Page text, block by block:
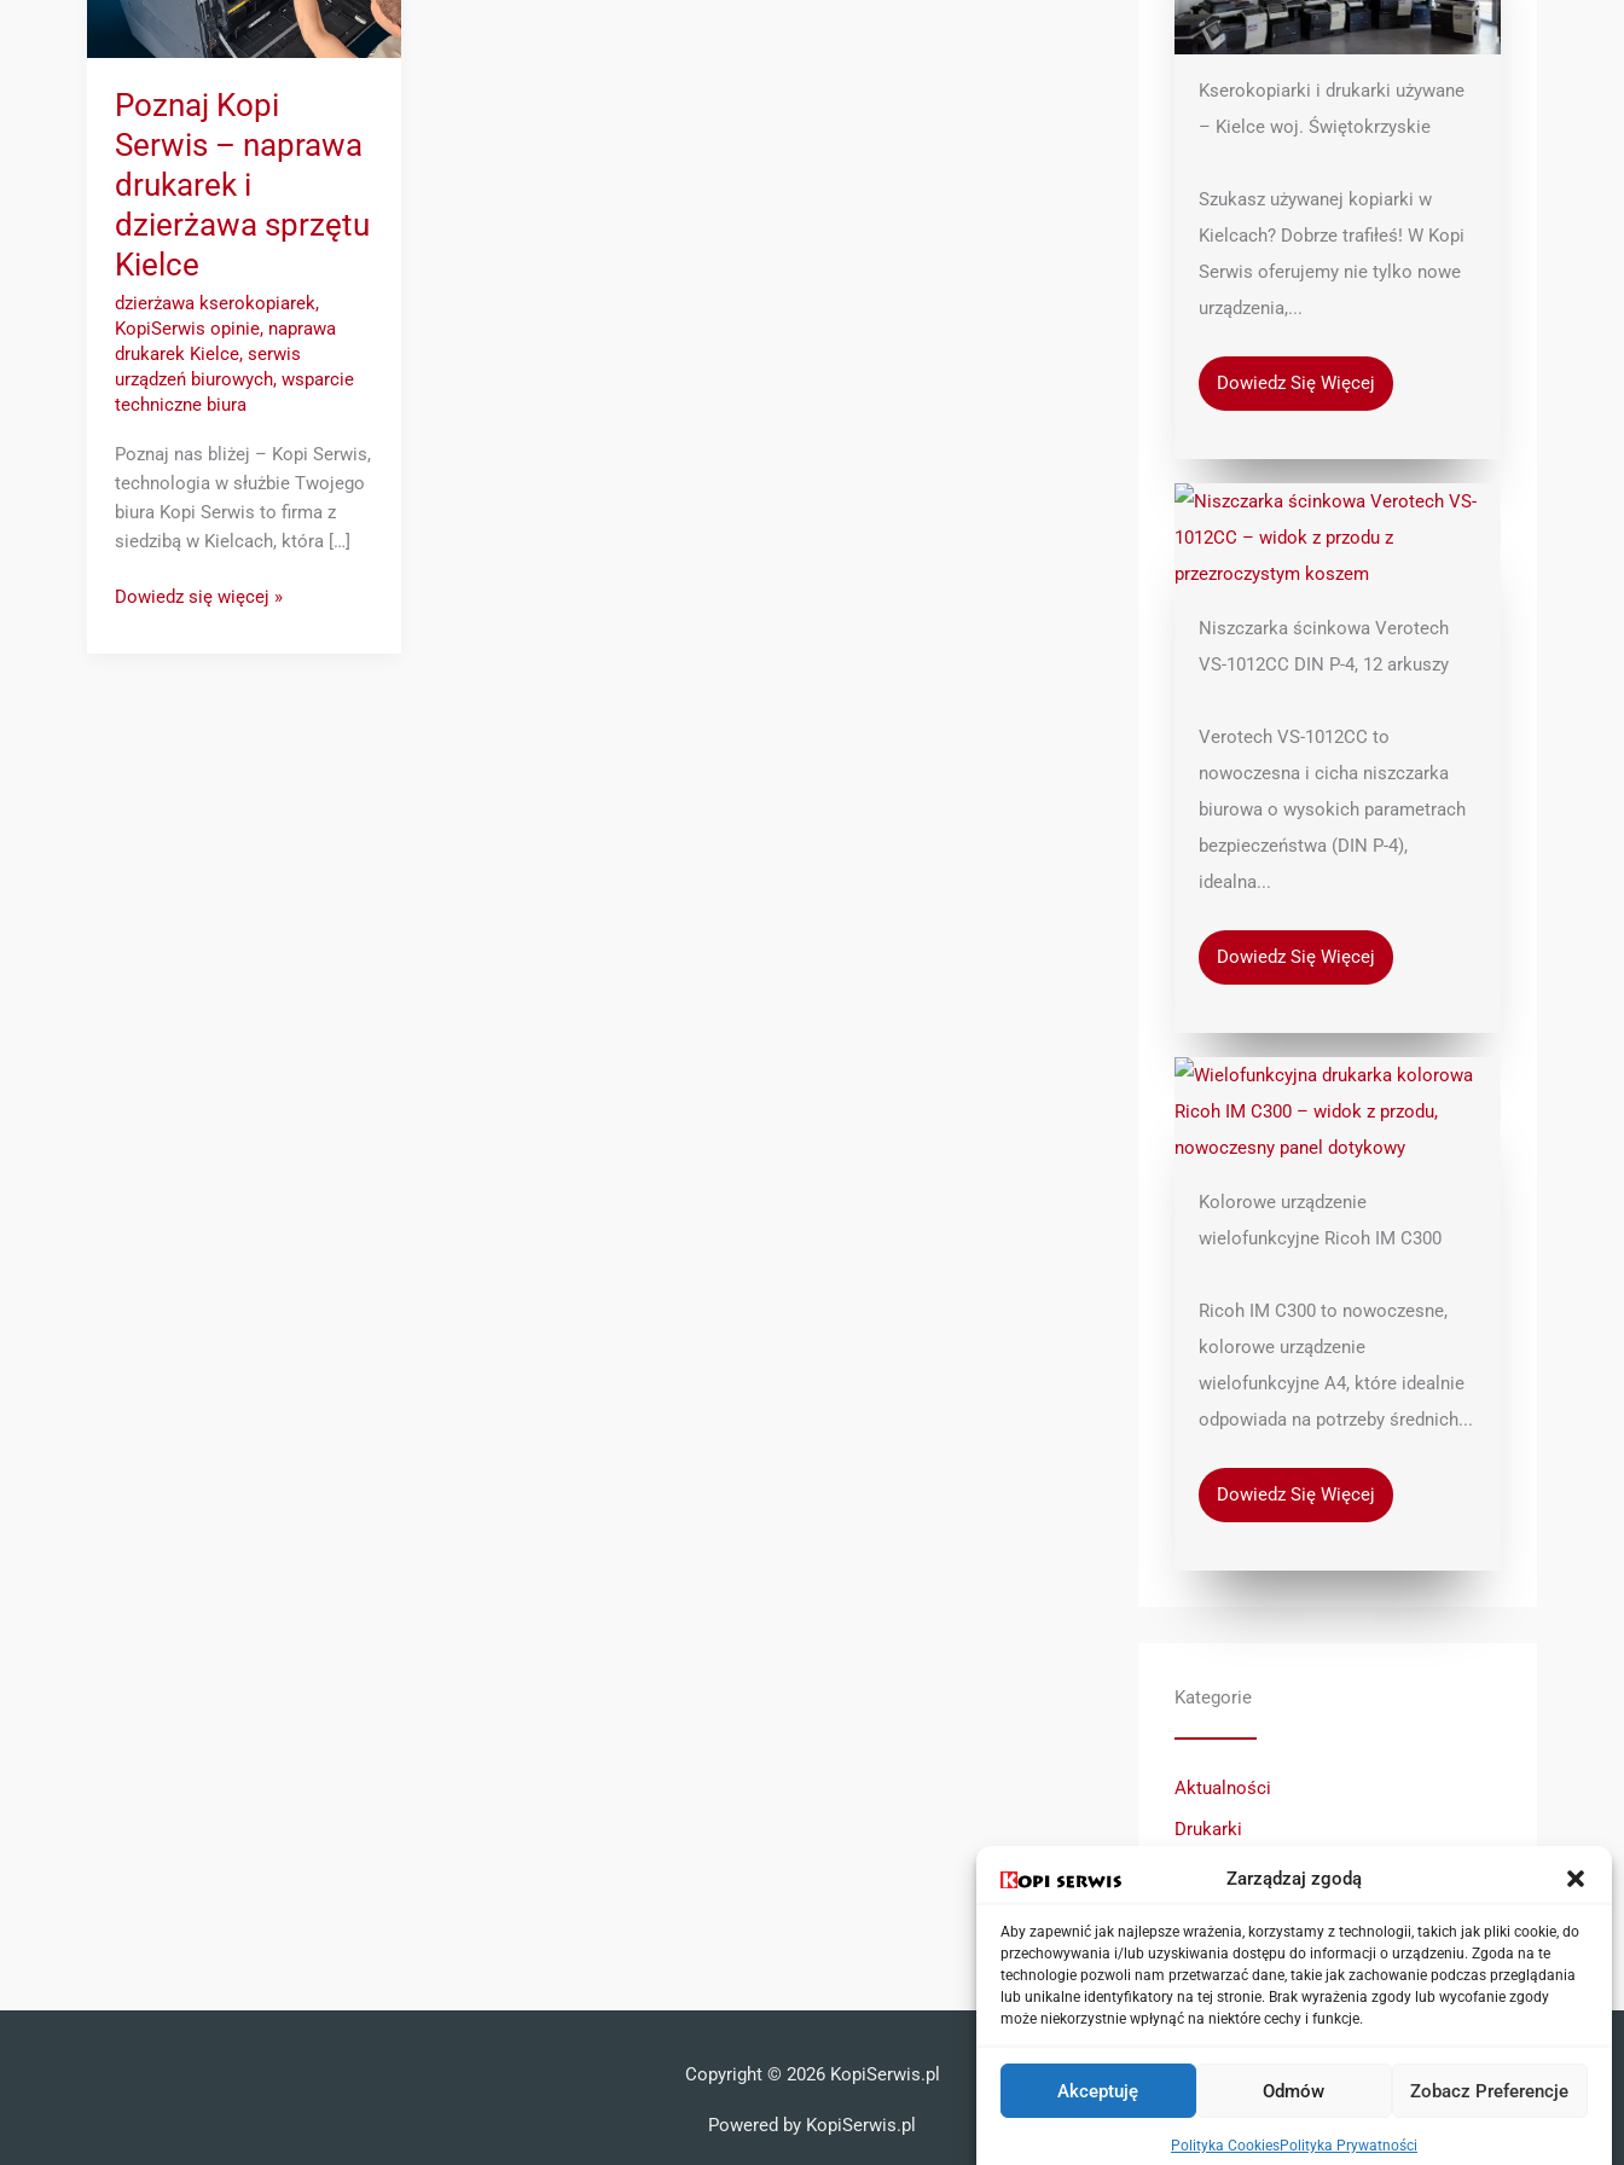
Zarządzaj zgodą
Aby zapewnić jak najlepsze wrażenia, korzystamy z technologii, takich jak pliki cookie, do
przechowywania i/lub uzyskiwania dostępu do informacji o urządzeniu. Zgoda na te
technologie pozwoli nam przetwarzać dane, takie jak zachowanie podczas przeglądania
lub unikalne identyfikatory na tej stronie. Brak wyrażenia zgody lub wycofanie zgody
może niekorzystnie wpłynąć na niektóre cechy i funkcje.
Akceptuję Odmów Zobacz Preferencje
Polityka CookiesPolityka Prywatności
Poznaj Kopi
Serwis – naprawa
drukarek i
dzierżawa sprzętu
Kielce
dzierżawa kserokopiarek,
KopiSerwis opinie, naprawa
drukarek Kielce, serwis
urządzeń biurowych, wsparcie
techniczne biura
Poznaj nas bliżej – Kopi Serwis,
technologia w służbie Twojego
biura Kopi Serwis to firma z
siedzibą w Kielcach, która […]
Kielce
Dowiedz się więcej »
Kserokopiarki i drukarki używane
– Kielce woj. Świętokrzyskie
Szukasz używanej kopiarki w
Kielcach? Dobrze trafiłeś! W Kopi
Serwis oferujemy nie tylko nowe
urządzenia,...
Dowiedz Się Więcej
Niszczarka ścinkowa Verotech
VS-1012CC DIN P-4, 12 arkuszy
Verotech VS-1012CC to
nowoczesna i cicha niszczarka
biurowa o wysokich parametrach
bezpieczeństwa (DIN P-4),
idealna...
Dowiedz Się Więcej
Kolorowe urządzenie
wielofunkcyjne Ricoh IM C300
Ricoh IM C300 to nowoczesne,
kolorowe urządzenie
wielofunkcyjne A4, które idealnie
odpowiada na potrzeby średnich...
Dowiedz Się Więcej
Kategorie
Aktualności
Drukarki
Niszczarki
Copyright © 2026 KopiSerwis.pl
Powered by KopiSerwis.pl